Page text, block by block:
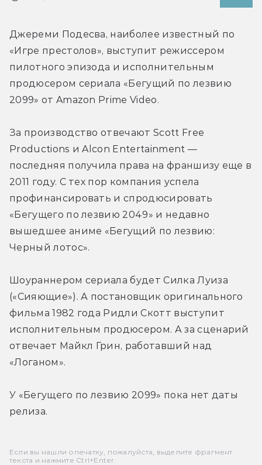
Джереми Подесва, наиболее известный по
«Игре престолов», выступит режиссером
пилотного эпизода и исполнительным
продюсером сериала «Бегущий по лезвию
2099» от Amazon Prime Video.
За производство отвечают Scott Free
Productions и Alcon Entertainment —
последняя получила права на франшизу еще в
2011 году. С тех пор компания успела
профинансировать и спродюсировать
«Бегущего по лезвию 2049» и недавно
вышедшее аниме «Бегущий по лезвию:
Черный лотос».
Шоураннером сериала будет Силка Луиза
(«Сияющие»). А постановщик оригинального
фильма 1982 года Ридли Скотт выступит
исполнительным продюсером. А за сценарий
отвечает Майкл Грин, работавший над
«Логаном».
У «Бегущего по лезвию 2099» пока нет даты
релиза.
Если вы нашли опечатку, пожалуйста, выделите фрагмент
текста и нажмите Ctrl+Enter.